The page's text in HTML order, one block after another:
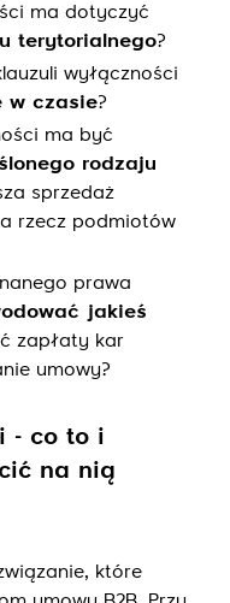
ma dotyczyć
terytorialnego?
wyłączności
w czasie?
ma być
rodzaju
sprzedaż
rzecz podmiotów
prawa
jakieś
zapłaty kar
umowy?
- co to i
na nią
które